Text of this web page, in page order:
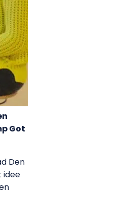
Got
Den
idee